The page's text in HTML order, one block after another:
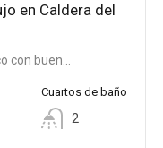
en Caldera del
con buen…
Cuartos de baño
2